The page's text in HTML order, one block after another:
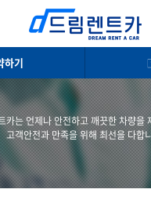
하기
카는 언제나 안전하고 깨끗한 차량을
고객안전과 만족을 위해 최선을 다합